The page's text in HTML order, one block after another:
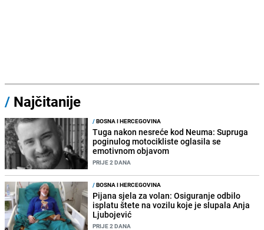
/ Najčitanije
/BOSNA I HERCEGOVINA
Tuga nakon nesreće kod Neuma: Supruga
poginulog motocikliste oglasila se
emotivnom objavom
PRIJE 2 DANA
/BOSNA I HERCEGOVINA
Pijana sjela za volan: Osiguranje odbilo
isplatu štete na vozilu koje je slupala Anja
Ljubojević
PRIJE 2 DANA